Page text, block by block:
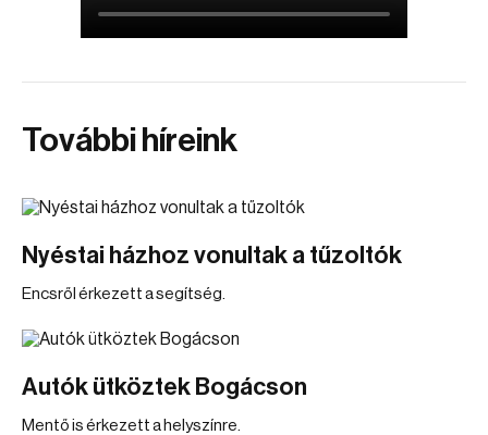
További híreink
Nyéstai házhoz vonultak a tűzoltók
Encsről érkezett a segítség.
Autók ütköztek Bogácson
Mentő is érkezett a helyszínre.